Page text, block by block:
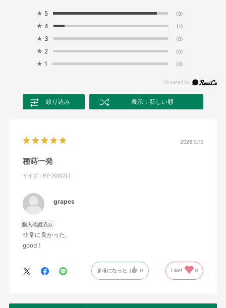
★ 5 (9)
★ 4 (1)
★ 3 (0)
★ 2 (0)
★ 1 (0)
絞り込み 表示：新しい順
2026.3.10
種蒔一発
サイズ：PZ-200(2L)
grapes
購入確認済み
非常に良かった。
good！
参考になった 0 Like! 0